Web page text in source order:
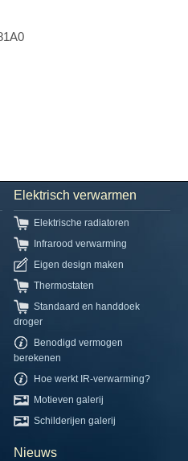
Elektrisch verwarmen
Elektrische radiatoren
Infrarood verwarming
Eigen design maken
Thermostaten
Standaard en handdoek
droger
Benodigd vermogen
berekenen
Hoe werkt IR-verwarming?
Motieven galerij
Schilderijen galerij
Nieuws